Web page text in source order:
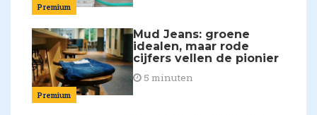
Premium
Premium
Mud Jeans: groene
idealen, maar rode
cijfers vellen de pionier
5 minuten